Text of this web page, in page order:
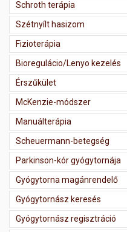
Schroth terápia
Szétnyílt hasizom
Fizioterápia
Bioregulácio/Lenyo kezelés
Érszűkület
McKenzie-módszer
Manuálterápia
Scheuermann-betegség
Parkinson-kór gyógytornája
Gyógytorna magánrendelő
Gyógytornász keresés
Gyógytornász regisztráció